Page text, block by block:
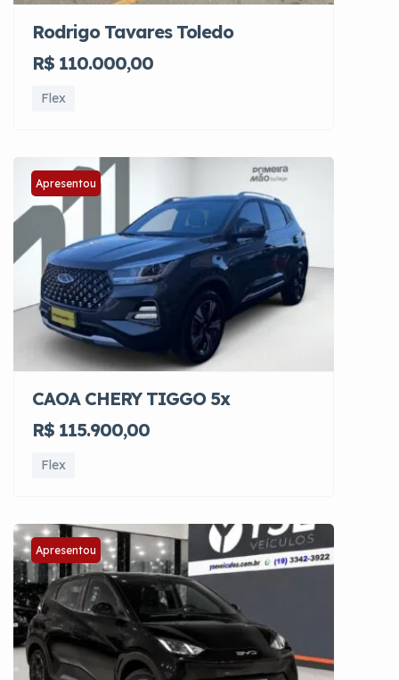
Rodrigo Tavares Toledo
R$ 110.000,00
Flex
Apresentou
CAOA CHERY TIGGO 5x
R$ 115.900,00
Flex
Apresentou